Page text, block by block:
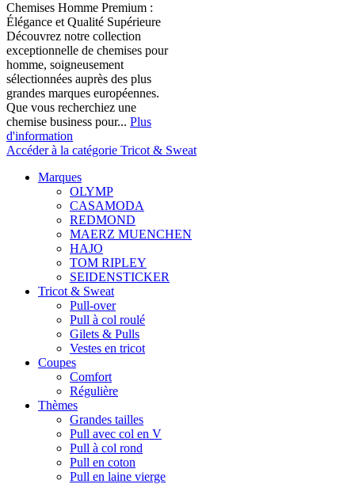
Chemises Homme Premium :
Élégance et Qualité Supérieure
Découvrez notre collection
exceptionnelle de chemises pour
homme, soigneusement
sélectionnées auprès des plus
grandes marques européennes.
Que vous recherchiez une
chemise business pour... Plus
d'information
Accéder à la catégorie Tricot & Sweat
Marques
OLYMP
CASAMODA
REDMOND
MAERZ MUENCHEN
HAJO
TOM RIPLEY
SEIDENSTICKER
Tricot & Sweat
Pull-over
Pull à col roulé
Gilets & Pulls
Vestes en tricot
Coupes
Comfort
Régulière
Thèmes
Grandes tailles
Pull avec col en V
Pull à col rond
Pull en coton
Pull en laine vierge